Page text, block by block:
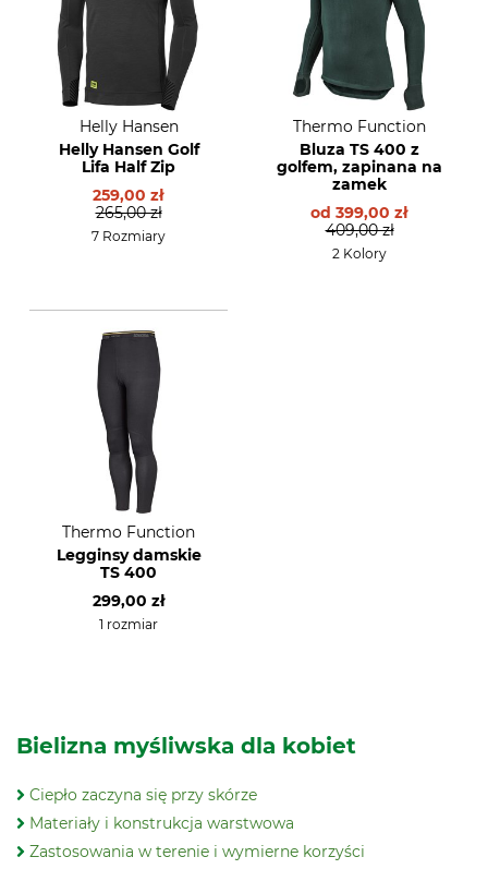
Helly Hansen
Helly Hansen Golf
Lifa Half Zip
259,00 zł
265,00 zł
7 Rozmiary
Thermo Function
Bluza TS 400 z
golfem, zapinana na
zamek
od 399,00 zł
409,00 zł
2 Kolory
Thermo Function
Legginsy damskie
TS 400
299,00 zł
1 rozmiar
Bielizna myśliwska dla kobiet
Ciepło zaczyna się przy skórze
Materiały i konstrukcja warstwowa
Zastosowania w terenie i wymierne korzyści